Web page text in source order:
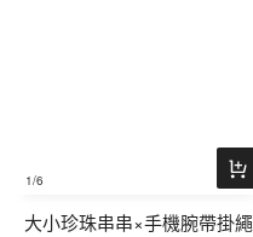
1/6
大小珍珠串串×手機腕帶掛繩